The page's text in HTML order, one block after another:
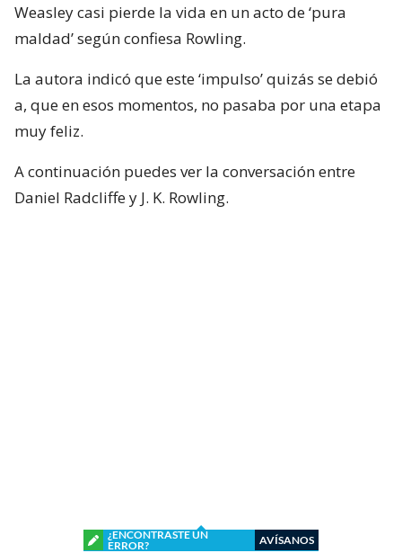
Weasley casi pierde la vida en un acto de ‘pura
maldad’ según confiesa Rowling.
La autora indicó que este ‘impulso’ quizás se debió
a, que en esos momentos, no pasaba por una etapa
muy feliz.
A continuación puedes ver la conversación entre
Daniel Radcliffe y J. K. Rowling.
¿ENCONTRASTE UN
ERROR?
AVÍSANOS